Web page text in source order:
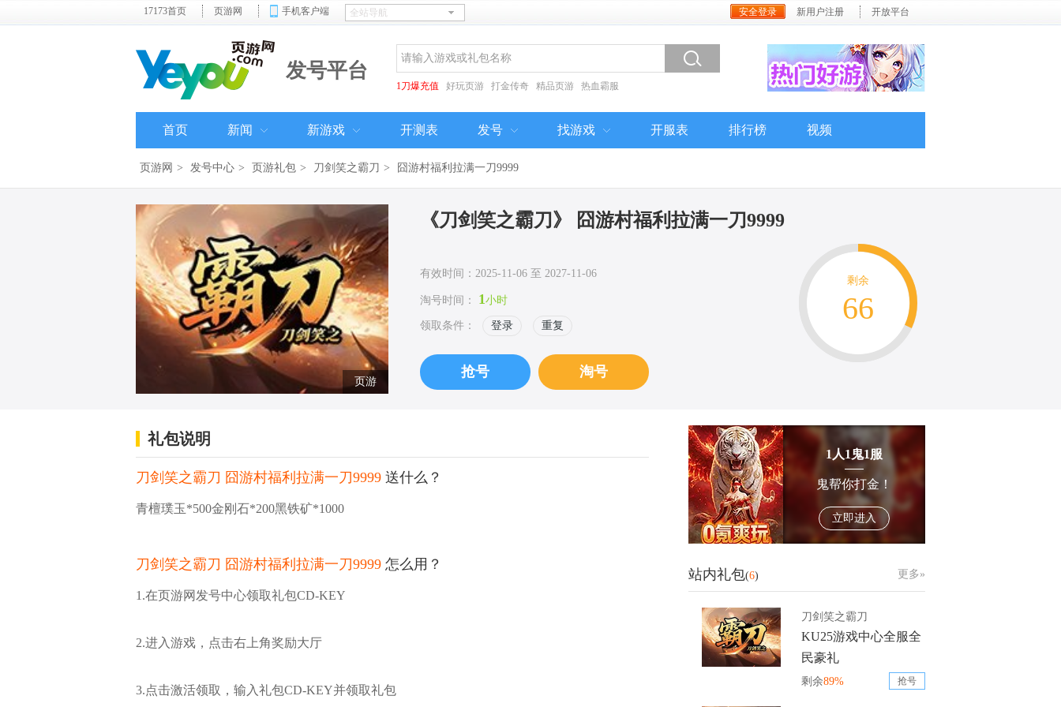
17173首页 页游网 手机客户端 安全登录 新用户注册 开放平台
发号平台
1刀爆充值 好玩页游 打金传奇 精品页游 热血霸服
首页 新闻 新游戏 开测表 发号 找游戏 开服表 排行榜 视频
页游网 > 发号中心 > 页游礼包 > 刀剑笑之霸刀 > 囧游村福利拉满一刀9999
页游
《刀剑笑之霸刀》 囧游村福利拉满一刀9999
有效时间：2025-11-06 至 2027-11-06
淘号时间： 1小时
领取条件： 登录 重复
抢号 淘号
剩余
66
礼包说明
刀剑笑之霸刀 囧游村福利拉满一刀9999 送什么？
青檀璞玉*500金刚石*200黑铁矿*1000
刀剑笑之霸刀 囧游村福利拉满一刀9999 怎么用？
1.在页游网发号中心领取礼包CD-KEY
2.进入游戏，点击右上角奖励大厅
3.点击激活领取，输入礼包CD-KEY并领取礼包
1人1鬼1服
鬼帮你打金！
立即进入
站内礼包(6) 更多»
刀剑笑之霸刀
KU25游戏中心全服全
民豪礼
剩余89% 抢号